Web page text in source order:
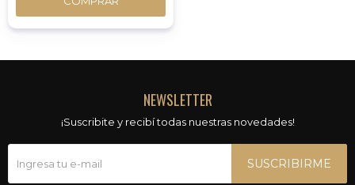
NEWSLETTER
¡Suscribite y recibí todas nuestras novedades!
SUSCRIBIRME